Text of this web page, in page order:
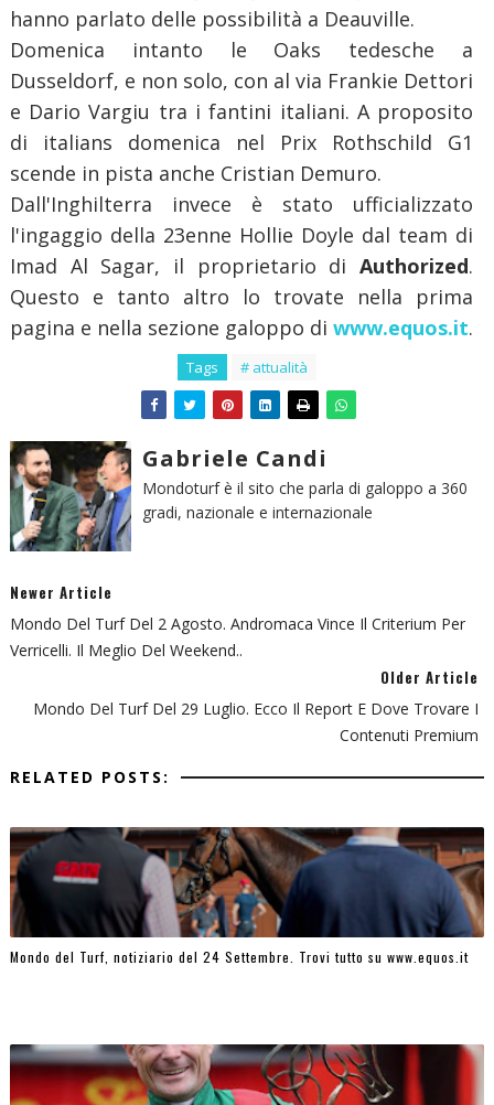
hanno parlato delle possibilità a Deauville.
Domenica intanto le Oaks tedesche a
Dusseldorf, e non solo, con al via Frankie Dettori
e Dario Vargiu tra i fantini italiani. A proposito
di italians domenica nel Prix Rothschild G1
scende in pista anche Cristian Demuro.
Dall'Inghilterra invece è stato ufficializzato
l'ingaggio della 23enne Hollie Doyle dal team di
Imad Al Sagar, il proprietario diAuthorized.
Questo e tanto altro lo trovate nella prima
pagina e nella sezione galoppo di www.equos.it.
Tags # attualità
Gabriele Candi
Mondoturf è il sito che parla di galoppo a 360
gradi, nazionale e internazionale
Newer Article
Mondo Del Turf Del 2 Agosto. Andromaca Vince Il Criterium Per
Verricelli. Il Meglio Del Weekend..
Older Article
Mondo Del Turf Del 29 Luglio. Ecco Il Report E Dove Trovare I
Contenuti Premium
RELATED POSTS:
Mondo del Turf, notiziario del 24 Settembre. Trovi tutto su www.equos.it